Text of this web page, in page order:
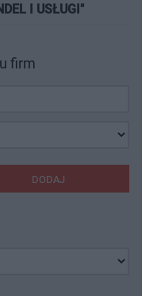
I USŁUGI"
firm
DODAJ